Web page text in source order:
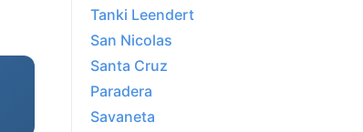
Tanki Leendert
San Nicolas
Santa Cruz
Paradera
Savaneta